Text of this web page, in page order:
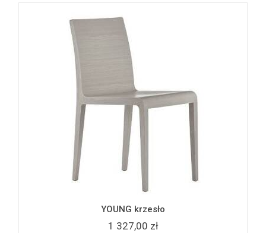
YOUNG krzesło
1 327,00 zł